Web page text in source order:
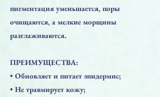
пигментация уменьшается, поры
очищаются, а мелкие морщины
разглаживаются.
ПРЕИМУЩЕСТВА:
• Обновляет и питает эпидермис;
• Не травмирует кожу;